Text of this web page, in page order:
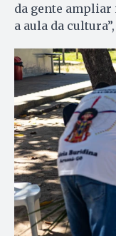
da gente ampliar
a aula da